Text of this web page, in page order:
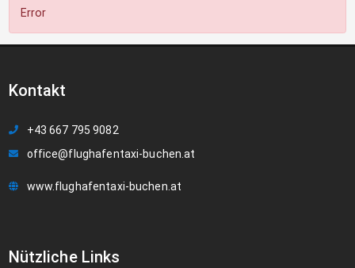
Error
Kontakt
+43 667 795 9082
office@flughafentaxi-buchen.at
www.flughafentaxi-buchen.at
Nützliche Links